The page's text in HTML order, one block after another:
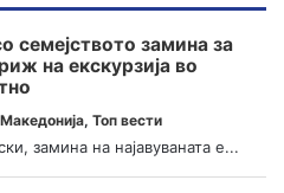
семејството замина за
на екскурзија во
Македонија, Топ вести
замина на најавуваната е...